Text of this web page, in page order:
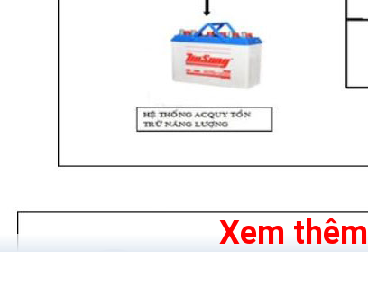
Xem thêm